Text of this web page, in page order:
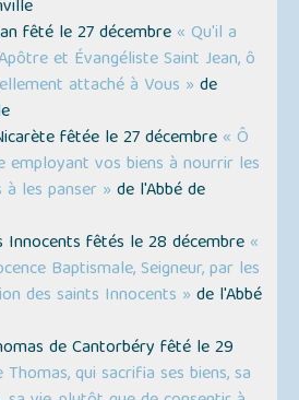
fêté le 27 décembre « Qu'il a
et Évangéliste Saint Jean, ô
attaché à Vous » de
fêtée le 27 décembre « Ô
employant vos biens à nourrir les
les panser » de l'Abbé de
fêtés le 28 décembre «
Baptismale, Seigneur, par les
des saints Innocents » de l'Abbé
de Cantorbéry fêté le 29
qui sacrifia ses biens, sa